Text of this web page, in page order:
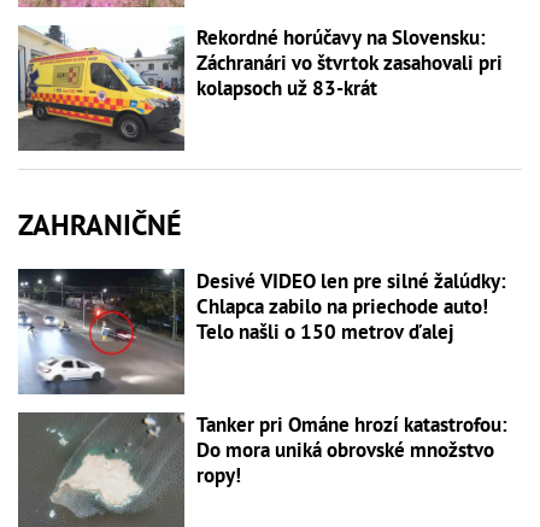
Rekordné horúčavy na Slovensku:
Záchranári vo štvrtok zasahovali pri
kolapsoch už 83-krát
ZAHRANIČNÉ
Desivé VIDEO len pre silné žalúdky:
Chlapca zabilo na priechode auto!
Telo našli o 150 metrov ďalej
Tanker pri Ománe hrozí katastrofou:
Do mora uniká obrovské množstvo
ropy!